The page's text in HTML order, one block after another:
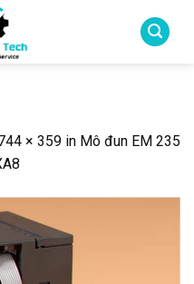
× 359 in Mô đun EM 235